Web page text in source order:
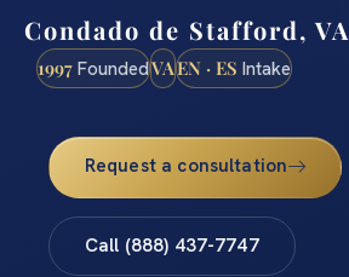
Condado de Stafford, VA
1997 FoundedVAEN · ES Intake
Request a consultation
Call (888) 437-7747